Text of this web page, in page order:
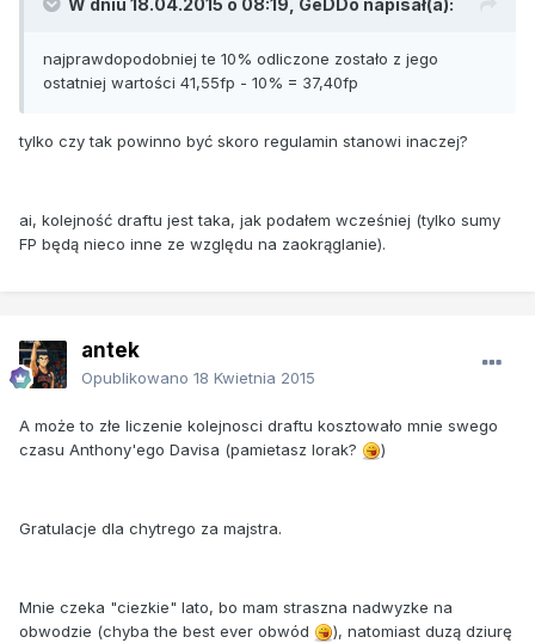
najprawdopodobniej te 10% odliczone zostało z jego
ostatniej wartości 41,55fp - 10% = 37,40fp
tylko czy tak powinno być skoro regulamin stanowi inaczej?
ai, kolejność draftu jest taka, jak podałem wcześniej (tylko sumy
FP będą nieco inne ze względu na zaokrąglanie).
antek
Opublikowano 18 Kwietnia 2015
A może to złe liczenie kolejnosci draftu kosztowało mnie swego
czasu Anthony'ego Davisa (pamietasz lorak?
)
Gratulacje dla chytrego za majstra.
Mnie czeka "ciezkie" lato, bo mam straszna nadwyzke na
obwodzie (chyba the best ever obwód
), natomiast duzą dziurę